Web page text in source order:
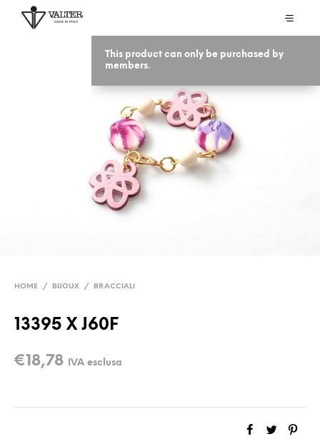
This product can only be purchased by
members.
HOME / BIJOUX / BRACCIALI
13395 X J60F
€18,78 IVA esclusa